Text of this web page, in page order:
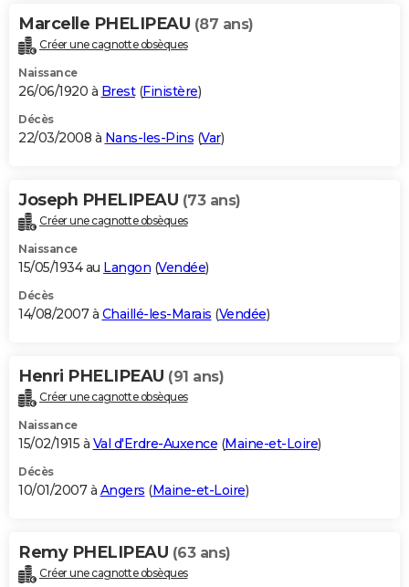
Marcelle PHELIPEAU (87 ans)
Créer une cagnotte obsèques
Naissance
26/06/1920 à Brest(Finistère)
Décès
22/03/2008 à Nans-les-Pins (Var)
Joseph PHELIPEAU (73 ans)
Créer une cagnotte obsèques
Naissance
15/05/1934 au Langon (Vendée)
Décès
14/08/2007 à Chaillé-les-Marais (Vendée)
Henri PHELIPEAU (91 ans)
Créer une cagnotte obsèques
Naissance
15/02/1915 à Val d'Erdre-Auxence (Maine-et-Loire)
Décès
10/01/2007 à Angers (Maine-et-Loire)
Remy PHELIPEAU (63 ans)
Créer une cagnotte obsèques